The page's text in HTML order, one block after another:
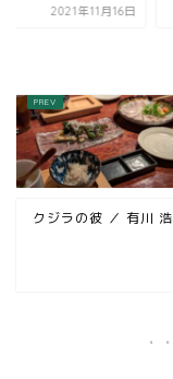
2021年11月16日
クジラの彼 ／ 有川 浩